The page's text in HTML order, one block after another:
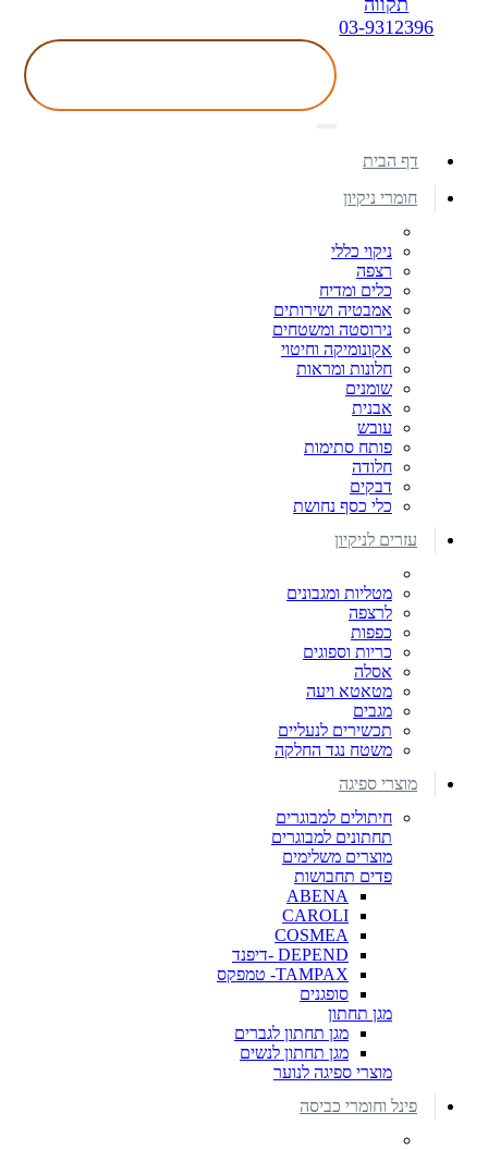
תקווה
03-9312396
דף הבית
חומרי ניקיון
ניקוי כללי
רצפה
כלים ומדיח
אמבטיה ושירותים
נירוסטה ומשטחים
אקונומיקה וחיטוי
חלונות ומראות
שומנים
אבנית
עובש
פותח סתימות
חלודה
דבקים
כלי כסף נחושת
עזרים לניקיון
מטליות ומגבונים
לרצפה
כפפות
כריות וספוגים
אסלה
מטאטא ויעה
מגבים
תכשירים לנעליים
משטח נגד החלקה
מוצרי ספיגה
חיתולים למבוגרים
תחתונים למבוגרים
מוצרים משלימים
פדים תחבושות
ABENA
CAROLI
COSMEA
DEPEND -דיפנד
TAMPAX- טמפקס
סופגנים
מגן תחתון
מגן תחתון לגברים
מגן תחתון לנשים
מוצרי ספיגה לנוער
פינל וחומרי כביסה